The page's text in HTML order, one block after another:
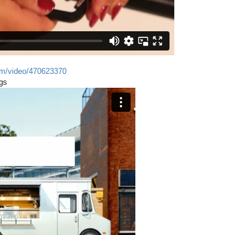
video/470623370